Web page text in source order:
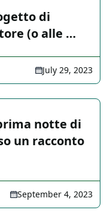
di
(o alle …
July 29, 2023
notte di
un racconto
September 4, 2023